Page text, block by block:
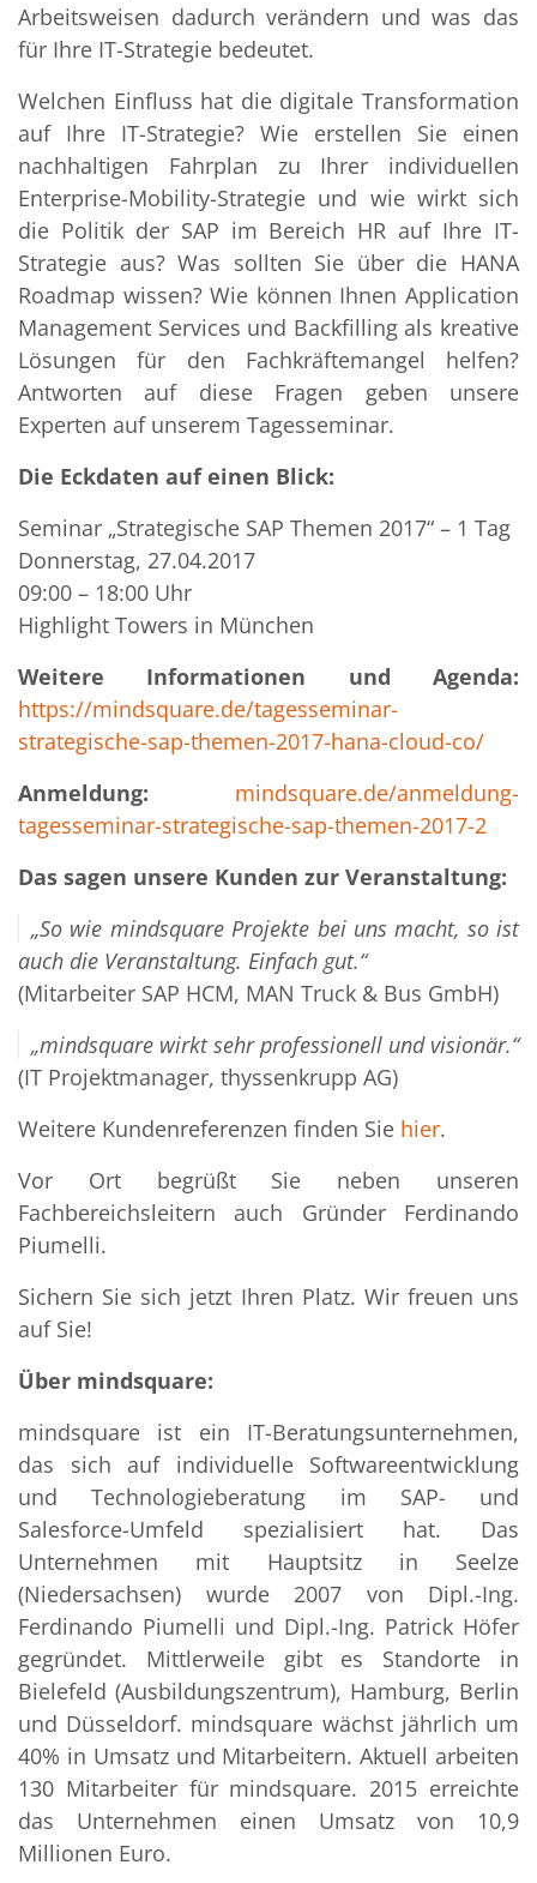
Arbeitsweisen dadurch verändern und was das
für Ihre IT-Strategie bedeutet.
Welchen Einfluss hat die digitale Transformation
auf Ihre IT-Strategie? Wie erstellen Sie einen
nachhaltigen Fahrplan zu Ihrer individuellen
Enterprise-Mobility-Strategie und wie wirkt sich
die Politik der SAP im Bereich HR auf Ihre IT-
Strategie aus? Was sollten Sie über die HANA
Roadmap wissen? Wie können Ihnen Application
Management Services und Backfilling als kreative
Lösungen für den Fachkräftemangel helfen?
Antworten auf diese Fragen geben unsere
Experten auf unserem Tagesseminar.
Die Eckdaten auf einen Blick:
Seminar „Strategische SAP Themen 2017“ – 1 Tag
Donnerstag, 27.04.2017
09:00 – 18:00 Uhr
Highlight Towers in München
Weitere Informationen und Agenda:
https://mindsquare.de/tagesseminar-
strategische-sap-themen-2017-hana-cloud-co/
Anmeldung: mindsquare.de/anmeldung-
tagesseminar-strategische-sap-themen-2017-2
Das sagen unsere Kunden zur Veranstaltung:
„So wie mindsquare Projekte bei uns macht, so ist
auch die Veranstaltung. Einfach gut.“
(Mitarbeiter SAP HCM, MAN Truck & Bus GmbH)
„mindsquare wirkt sehr professionell und visionär.“
(IT Projektmanager, thyssenkrupp AG)
Weitere Kundenreferenzen finden Sie hier.
Vor Ort begrüßt Sie neben unseren
Fachbereichsleitern auch Gründer Ferdinando
Piumelli.
Sichern Sie sich jetzt Ihren Platz. Wir freuen uns
auf Sie!
Über mindsquare:
mindsquare ist ein IT-Beratungsunternehmen,
das sich auf individuelle Softwareentwicklung
und Technologieberatung im SAP- und
Salesforce-Umfeld spezialisiert hat. Das
Unternehmen mit Hauptsitz in Seelze
(Niedersachsen) wurde 2007 von Dipl.-Ing.
Ferdinando Piumelli und Dipl.-Ing. Patrick Höfer
gegründet. Mittlerweile gibt es Standorte in
Bielefeld (Ausbildungszentrum), Hamburg, Berlin
und Düsseldorf. mindsquare wächst jährlich um
40% in Umsatz und Mitarbeitern. Aktuell arbeiten
130 Mitarbeiter für mindsquare. 2015 erreichte
das Unternehmen einen Umsatz von 10,9
Millionen Euro.